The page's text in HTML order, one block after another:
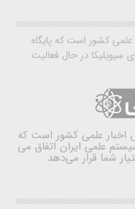
کشور است که پایگاه
سیویلیکا در حال فعالیت
علمی کشور است که
علمی ایران اتفاق می
شما قرار می‌دهد